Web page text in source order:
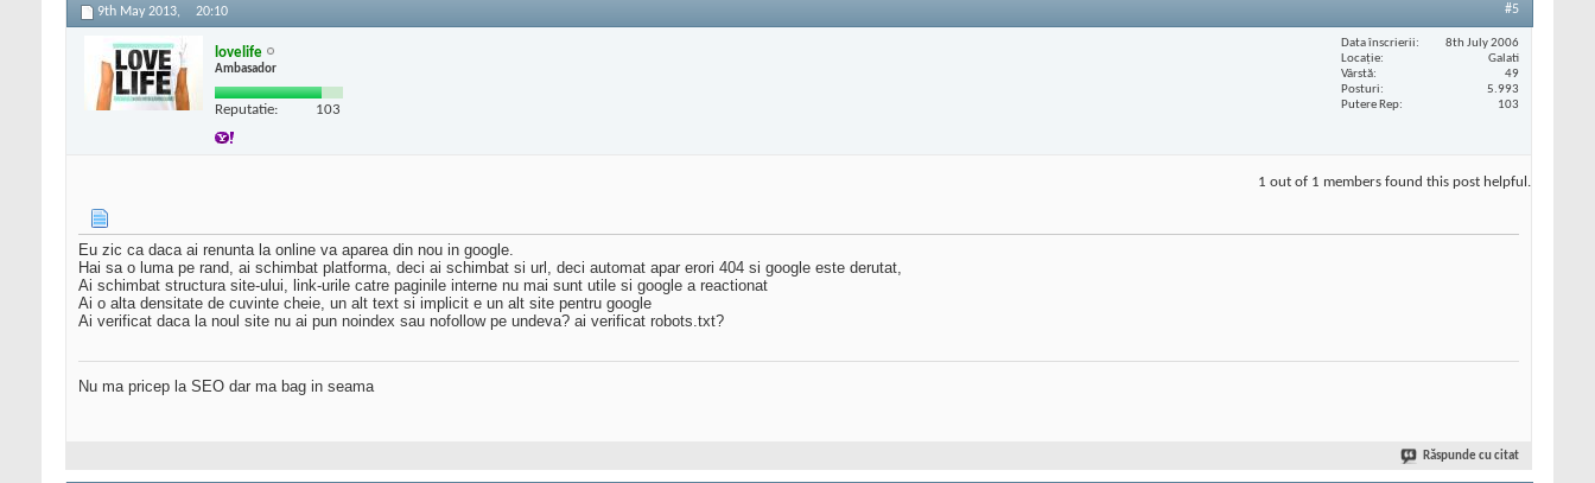
9th May 2013, 20:10 #5
lovelife
Ambasador
Reputatie: 103
Data înscrierii
8th July 2006
Locaţie
Galati
Vârstă
49
Posturi
5.993
Putere Rep
103
1 out of 1 members found this post helpful.
Eu zic ca daca ai renunta la online va aparea din nou in google.
Hai sa o luma pe rand, ai schimbat platforma, deci ai schimbat si url, deci automat apar erori 404 si google este derutat,
Ai schimbat structura site-ului, link-urile catre paginile interne nu mai sunt utile si google a reactionat
Ai o alta densitate de cuvinte cheie, un alt text si implicit e un alt site pentru google
Ai verificat daca la noul site nu ai pun noindex sau nofollow pe undeva? ai verificat robots.txt?
Nu ma pricep la SEO dar ma bag in seama
Răspunde cu citat